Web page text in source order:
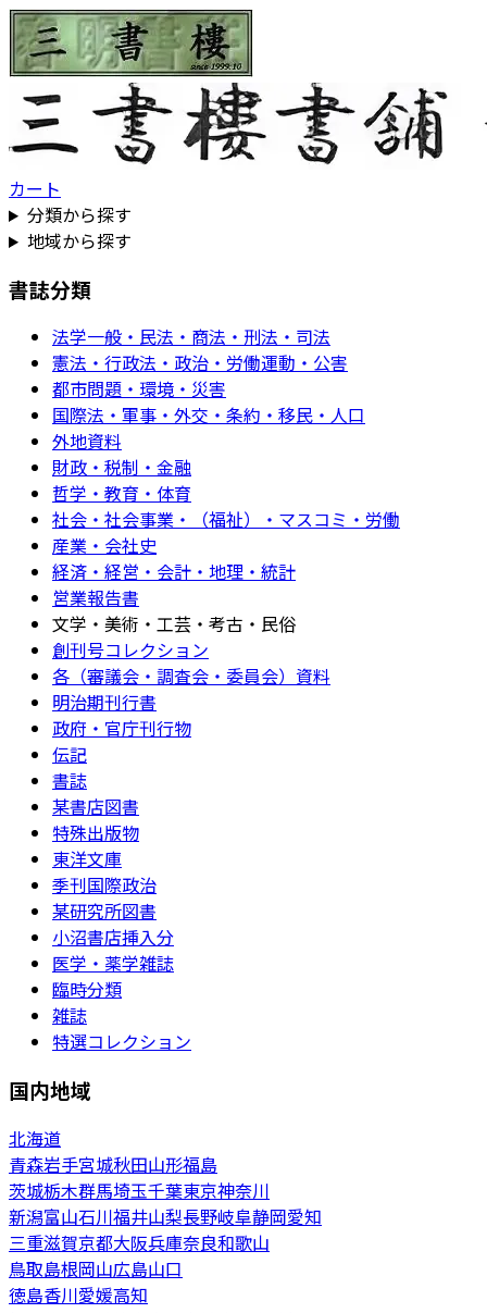
カート
分類から探す
地域から探す
書誌分類
法学一般・民法・商法・刑法・司法
憲法・行政法・政治・労働運動・公害
都市問題・環境・災害
国際法・軍事・外交・条約・移民・人口
外地資料
財政・税制・金融
哲学・教育・体育
社会・社会事業・（福祉）・マスコミ・労働
産業・会社史
経済・経営・会計・地理・統計
営業報告書
文学・美術・工芸・考古・民俗
創刊号コレクション
各（審議会・調査会・委員会）資料
明治期刊行書
政府・官庁刊行物
伝記
書誌
某書店図書
特殊出版物
東洋文庫
季刊国際政治
某研究所図書
小沼書店挿入分
医学・薬学雑誌
臨時分類
雑誌
特選コレクション
国内地域
北海道
青森岩手宮城秋田山形福島
茨城栃木群馬埼玉千葉東京神奈川
新潟富山石川福井山梨長野岐阜静岡愛知
三重滋賀京都大阪兵庫奈良和歌山
鳥取島根岡山広島山口
徳島香川愛媛高知